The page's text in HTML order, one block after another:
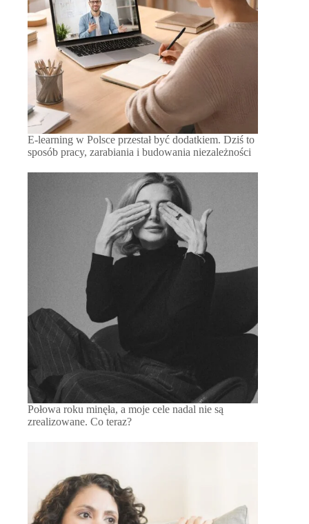
E-learning w Polsce przestał być dodatkiem. Dziś to
sposób pracy, zarabiania i budowania niezależności
Połowa roku minęła, a moje cele nadal nie są
zrealizowane. Co teraz?